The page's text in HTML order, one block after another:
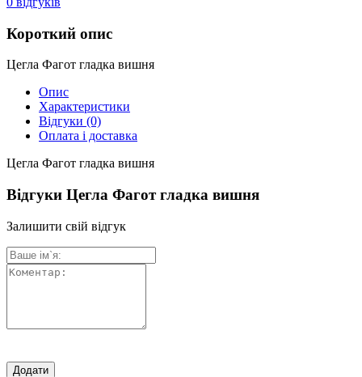
Короткий опис
Цегла Фагот гладка вишня
Опис
Характеристики
Відгуки (0)
Оплата і доставка
Цегла Фагот гладка вишня
Відгуки Цегла Фагот гладка вишня
Залишити свій відгук